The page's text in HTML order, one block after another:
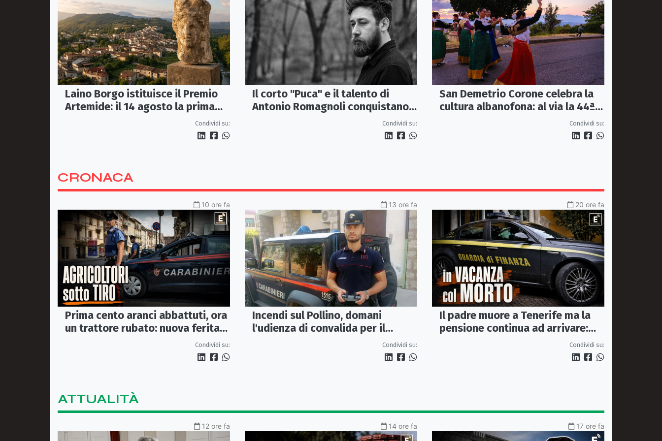
Laino Borgo istituisce il Premio
Artemide: il 14 agosto la prima
Condividi su:
Il corto "Puca" e il talento di
Antonio Romagnoli conquistano
Condividi su:
San Demetrio Corone celebra la
cultura albanofona: al via la 44ª
Condividi su:
CRONACA
10 ore fa
Prima cento aranci abbattuti, ora
un trattore rubato: nuova ferita
all’agricoltura della SibaritideCondividi su:
13 ore fa
Incendi sul Pollino, domani
l'udienza di convalida per il
presunto piromane: il PM ha
chiesto la misura in carcere
Condividi su:
20 ore fa
Il padre muore a Tenerife ma la
pensione continua ad arrivare:
Condividi su:
ATTUALITÀ
12 ore fa 14 ore fa 17 ore fa